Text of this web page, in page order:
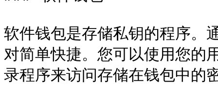
软件钱包是存储私钥的程序。
对简单快捷。您可以使用您的
录程序来访问存储在钱包中的